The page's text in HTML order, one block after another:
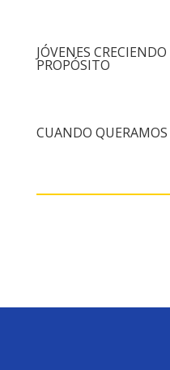
JÓVENES
PROPÓSITO
CUANDO